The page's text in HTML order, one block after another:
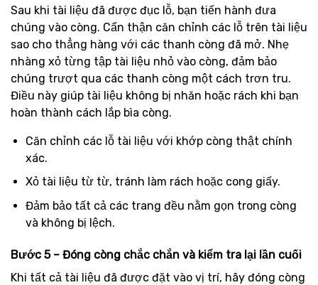
Sau khi tài liệu đã được đục lỗ, bạn tiến hành đưa
chúng vào còng. Cẩn thận căn chỉnh các lỗ trên tài liệu
sao cho thẳng hàng với các thanh còng đã mở. Nhẹ
nhàng xỏ từng tập tài liệu nhỏ vào còng, đảm bảo
chúng trượt qua các thanh còng một cách trơn tru.
Điều này giúp tài liệu không bị nhăn hoặc rách khi bạn
hoàn thành cách lắp bìa còng.
Căn chỉnh các lỗ tài liệu với khớp còng thật chính
xác.
Xỏ tài liệu từ từ, tránh làm rách hoặc cong giấy.
Đảm bảo tất cả các trang đều nằm gọn trong còng
và không bị lệch.
Bước 5 – Đóng còng chắc chắn và kiểm tra lại lần cuối
Khi tất cả tài liệu đã được đặt vào vị trí, hãy đóng còng